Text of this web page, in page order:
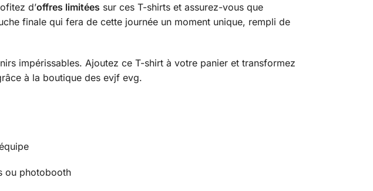
d’offres limitées sur ces T-shirts et assurez-vous que
finale qui fera de cette journée un moment unique, rempli de
impérissables. Ajoutez ce T-shirt à votre panier et transformez
à la boutique des evjf evg.
ou photobooth